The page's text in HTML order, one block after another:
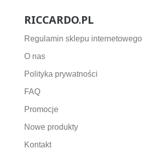
RICCARDO.PL
Regulamin sklepu internetowego
O nas
Polityka prywatności
FAQ
Promocje
Nowe produkty
Kontakt